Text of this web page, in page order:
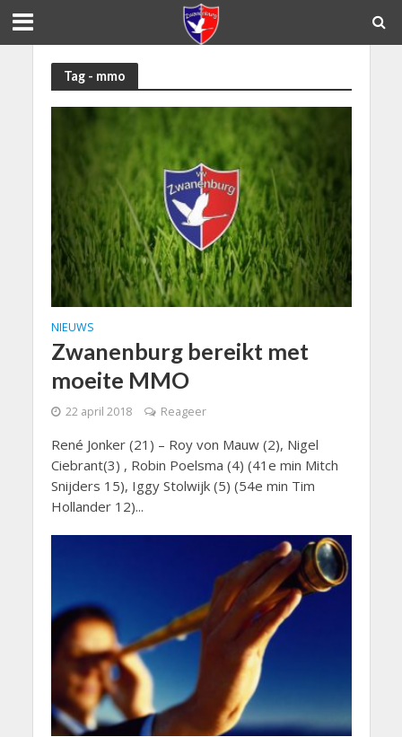
Tag - mmo
NIEUWS
Zwanenburg bereikt met
moeite MMO
22 april 2018 Reageer
René Jonker (21) – Roy von Mauw (2), Nigel
Ciebrant(3) , Robin Poelsma (4) (41e min Mitch
Snijders 15), Iggy Stolwijk (5) (54e min Tim
Hollander 12)...